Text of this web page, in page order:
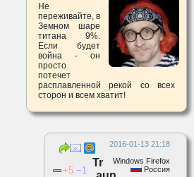
Не
переживайте, в
Земном шаре
титана 9%.
Если будет
война - он
просто
потечет
расплавленной рекой со всех
сторон и всем хватит!
2016-01-13 21:18
Windows Firefox
Россия
5 1
Tr